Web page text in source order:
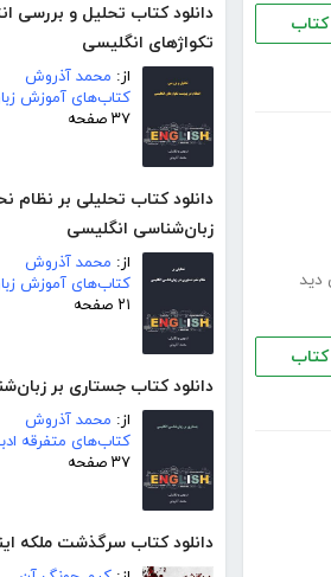
دانلود کتاب تحلیل و بررسی
تکواژهای انگلیسی
از: محمد آذروش
کتاب‌های آموزش
۳۷ صفحه
دانلود کتاب تحلیلی بر نظام
زبان‌شناسی انگلیسی
از: محمد آذروش
کتاب‌های آموزش
۲۱ صفحه
دانلود کتاب جستاری بر
از: محمد آذروش
کتاب‌های متفرقه
۳۷ صفحه
دانلود کتاب سرگذشت ملکه
کتاب
دید
کتاب